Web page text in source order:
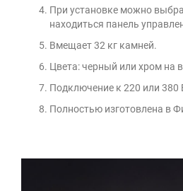
При установке можно
находиться панель
Вмещает 32 кг камней.
Цвета: черный или хром на
Подключение к 220 или 380
Полностью изготовлена в